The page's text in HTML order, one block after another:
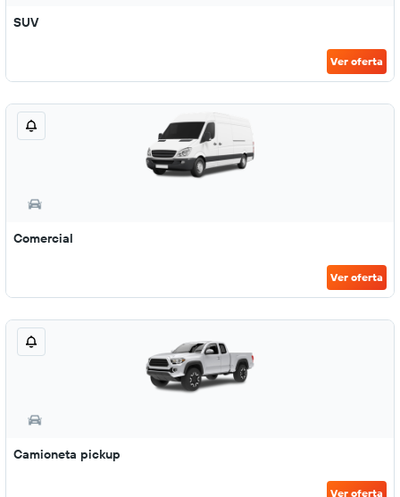
SUV
Ver oferta
Comercial
Ver oferta
Camioneta pickup
Ver oferta